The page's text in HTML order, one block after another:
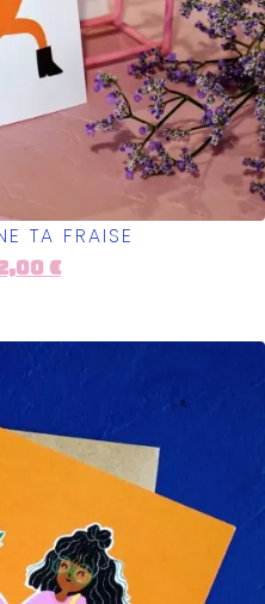
TA FRAISE
€